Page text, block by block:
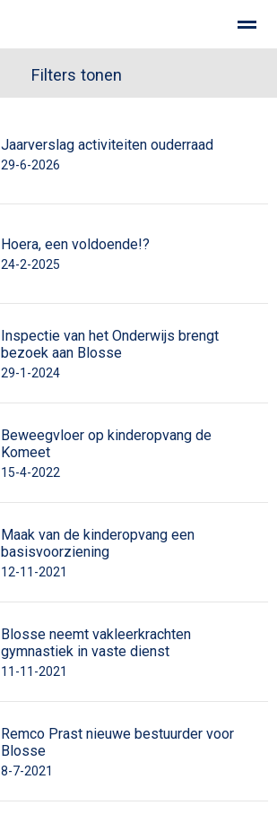
Gemeenschappelijke
Zoeken Foto's
Filters tonen
Jaarverslag activiteiten ouderraad
29-6-2026
Hoera, een voldoende!?
24-2-2025
Inspectie van het Onderwijs brengt
bezoek aan Blosse
29-1-2024
Beweegvloer op kinderopvang de
Komeet
15-4-2022
Maak van de kinderopvang een
basisvoorziening
12-11-2021
Blosse neemt vakleerkrachten
gymnastiek in vaste dienst
11-11-2021
Remco Prast nieuwe bestuurder voor
Blosse
8-7-2021